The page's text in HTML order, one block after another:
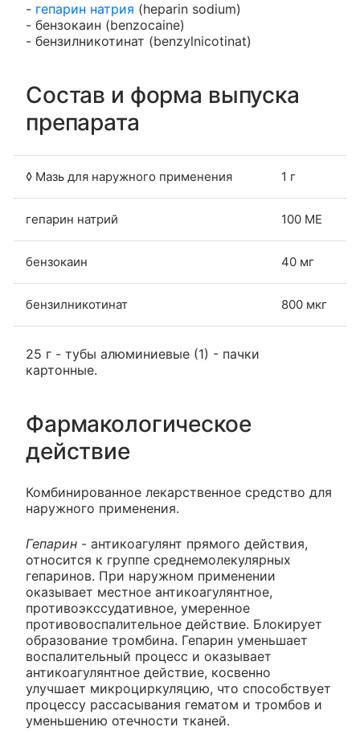
- гепарин натрия (heparin sodium)
- бензокаин (benzocaine)
- бензилникотинат (benzylnicotinat)
Состав и форма выпуска
препарата
◊ Мазь для наружного применения 1 г
гепарин натрий 100 МЕ
бензокаин 40 мг
бензилникотинат 800 мкг
25 г - тубы алюминиевые (1) - пачки
картонные.
Фармакологическое
действие
Комбинированное лекарственное средство для
наружного применения.
Гепарин - антикоагулянт прямого действия,
относится к группе среднемолекулярных
гепаринов. При наружном применении
оказывает местное антикоагулянтное,
противоэкссудативное, умеренное
противовоспалительное действие. Блокирует
образование тромбина. Гепарин уменьшает
воспалительный процесс и оказывает
антикоагулянтное действие, косвенно
улучшает микроциркуляцию, что способствует
процессу рассасывания гематом и тромбов и
уменьшению отечности тканей.